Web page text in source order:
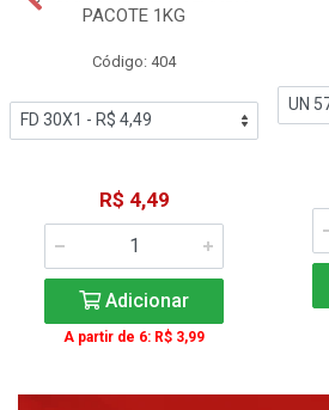
PACOTE 1KG
Código: 404
R$ 4,49
Adicionar
A partir de 6: R$ 3,99